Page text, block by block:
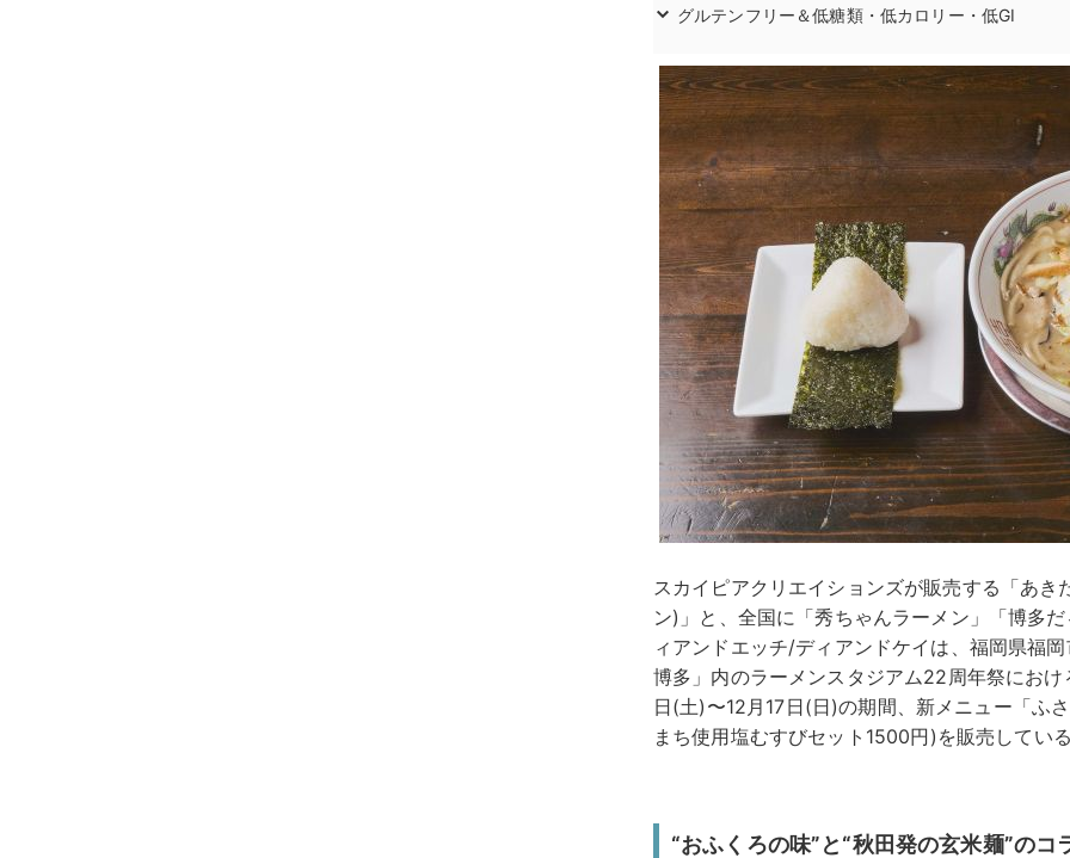
グルテンフリー＆低糖類・低カロリー・低GI
スカイピアクリエイションズが販売する「あ
ン)」と、全国に「秀ちゃんラーメン」「博多
ィアンドエッチ/ディアンドケイは、福岡県福
博多」内のラーメンスタジアム22周年祭にお
日(土)〜12月17日(日)の期間、新メニュー「ふ
まち使用塩むすびセット1500円)を販売してい
“おふくろの味”と“秋田発の玄米麺”のコ